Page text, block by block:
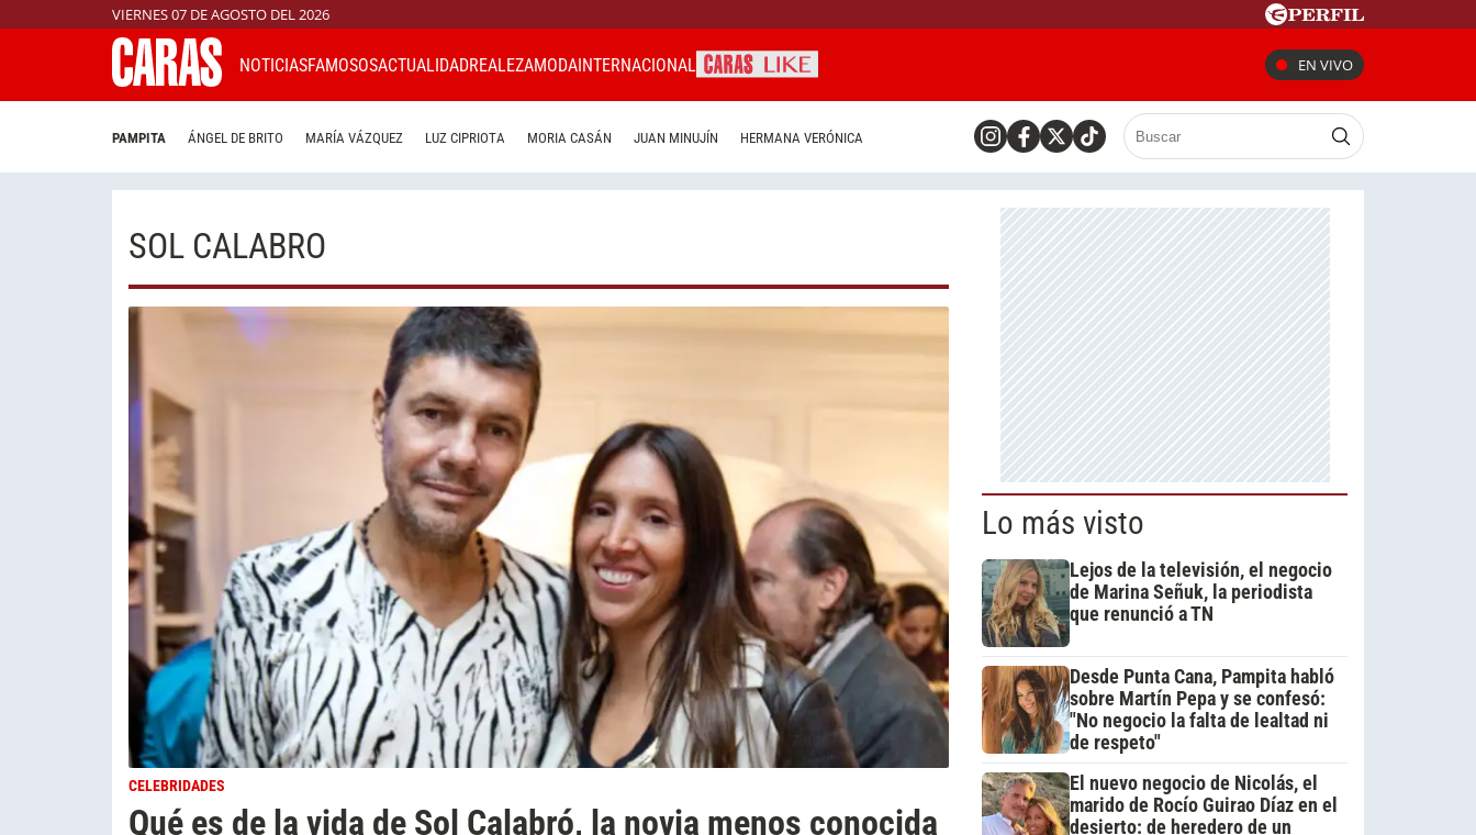
VIERNES 07 DE AGOSTO DEL 2026
NOTICIASFAMOSOSACTUALIDADREALEZAMODAINTERNACIONAL EN VIVO
PAMPITA ÁNGEL DE BRITO MARÍA VÁZQUEZ LUZ CIPRIOTA MORIA CASÁN JUAN MINUJÍN HERMANA VERÓNICA
SOL CALABRO
CELEBRIDADES
Qué es de la vida de Sol Calabró, la novia menos conocida
Lo más visto
Lejos de la televisión, el negocio
de Marina Señuk, la periodista
que renunció a TN
Desde Punta Cana, Pampita habló
sobre Martín Pepa y se confesó:
"No negocio la falta de lealtad ni
de respeto"
El nuevo negocio de Nicolás, el
marido de Rocío Guirao Díaz en el
desierto: de heredero de un